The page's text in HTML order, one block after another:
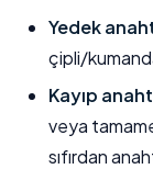
Yedek
çipli/
Kayıp
veya
sıfırdan